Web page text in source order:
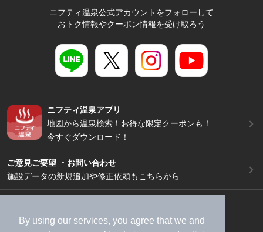
By using our services, you agree that we and
ニフティ温泉公式アカウントをフォローして
おトク情報やクーポン情報を受け取ろう
ニフティ温泉アプリ
地図から温泉検索！お得な限定クーポンも！
今すぐダウンロード！
ご意見ご要望 ・お問い合わせ
施設データの新規追加や修正依頼もこちらから
加盟店募集（資料請求）
広告出稿のご案内